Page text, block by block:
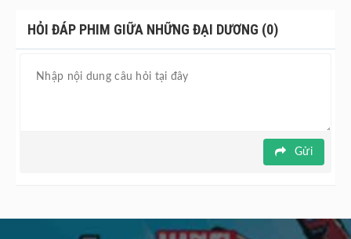
Giữa những đại dương được chuyển thể từ tác phẩm cùng
tên của nhà văn J. M. Ledgard với sự tham gia của Alicia
Phim dự kiến được công chiếu tại rạp từ ngày 23/3.
HỎI ĐÁP PHIM GIỮA NHỮNG ĐẠI DƯƠNG (0)
Gửi